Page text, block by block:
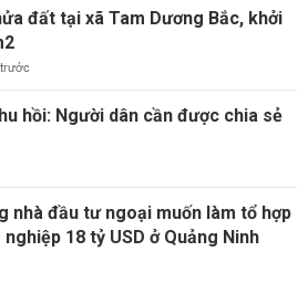
đất tại xã Tam Dương Bắc, khởi
hồi: Người dân cần được chia sẻ
nhà đầu tư ngoại muốn làm tổ hợp
18 tỷ USD ở Quảng Ninh